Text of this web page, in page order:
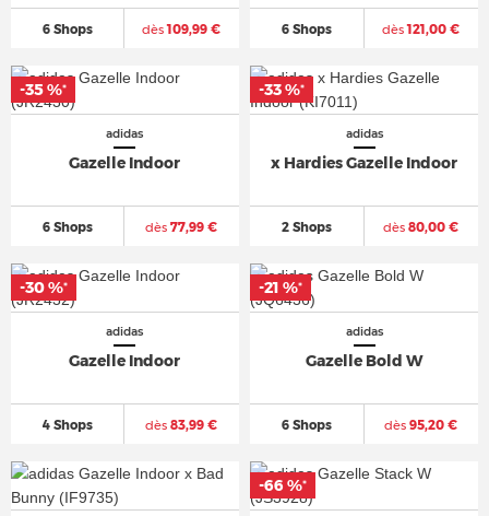
6 Shops dès109,99 € 6 Shops dès121,00 €
adidas
Gazelle Indoor
6 Shops dès 77,99 €
-35 %*
adidas
x Hardies Gazelle Indoor
2 Shops dès 80,00 €
-33 %*
adidas
Gazelle Indoor
4 Shops dès 83,99 €
-30 %*
adidas
Gazelle Bold W
6 Shops dès 95,20 €
-21 %*
-66 %*